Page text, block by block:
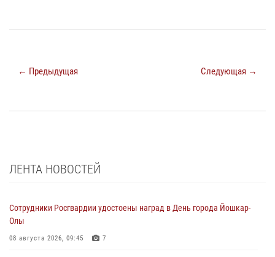
← Предыдущая Следующая →
ЛЕНТА НОВОСТЕЙ
Сотрудники Росгвардии удостоены наград в День города Йошкар-
Олы
08 августа 2026, 09:45 7